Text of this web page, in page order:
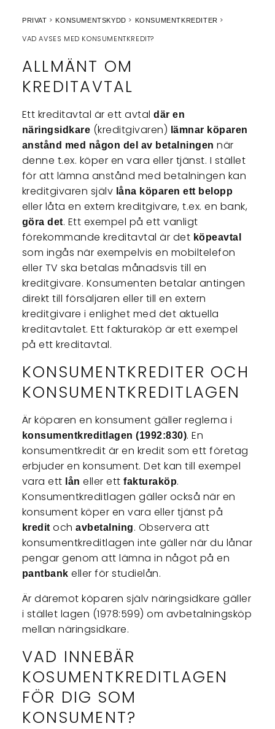
PRIVAT KONSUMENTSKYDD KONSUMENTKREDITER
VAD AVSES MED KONSUMENTKREDIT?
ALLMÄNT OM
KREDITAVTAL
Ett kreditavtal är ett avtaldär en
näringsidkare (kreditgivaren) lämnar köparen
anstånd med någon del av betalningennär
denne t.ex. köper en vara eller tjänst. I stället
för att lämna anstånd med betalningen kan
kreditgivaren själv låna köparen ett belopp
eller låta en extern kreditgivare, t.ex. en bank,
göra det. Ett exempel på ett vanligt
förekommande kreditavtal är det köpeavtal
som ingås när exempelvis en mobiltelefon
eller TV ska betalas månadsvis till en
kreditgivare. Konsumenten betalar antingen
direkt till försäljaren eller till en extern
kreditgivare i enlighet med det aktuella
kreditavtalet. Ett fakturaköp är ett exempel
på ett kreditavtal.
KONSUMENTKREDITER OCH
KONSUMENTKREDITLAGEN
Är köparen en konsument gäller reglerna i
konsumentkreditlagen (1992:830). En
konsumentkredit är en kredit som ett företag
erbjuder en konsument. Det kan till exempel
vara ett lån eller ettfakturaköp.
Konsumentkreditlagen gäller också när en
konsument köper en vara eller tjänst på
kreditoch avbetalning. Observera att
konsumentkreditlagen inte gäller när du lånar
pengar genom att lämna in något på en
pantbank eller för studielån.
Är däremot köparen själv näringsidkare gäller
i stället lagen (1978:599) om avbetalningsköp
mellan näringsidkare.
VAD INNEBÄR
KOSUMENTKREDITLAGEN
FÖR DIG SOM
KONSUMENT?